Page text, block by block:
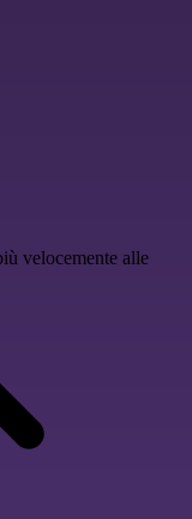
velocemente alle